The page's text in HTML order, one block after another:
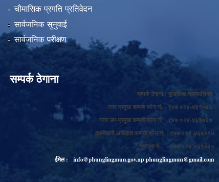
चौमासिक प्रगति प्रतिवेदन
सार्वजनिक सुनुवाई
सार्वजनिक परीक्षण
सम्पर्क ठेगाना
सम्पर्क ठेगाना : फुङलिङ नगरपालिका
नगर प्रमुख सम्पर्क फोन नं: +९७७ ०२४-४६१०६६
नगर उप-प्रमुख सम्पर्क फोन नं: +९७७ ०२४-४६१०६७
कार्यकारी अधिकृत सम्पर्क फोन नं: +९७७ ०२४-४६०११४
फ्याक्स नं.: +९७७ ०२४-४६१०३०
ईमेल :
info@phunglingmun.gov.npphunglingmun@gmail.com